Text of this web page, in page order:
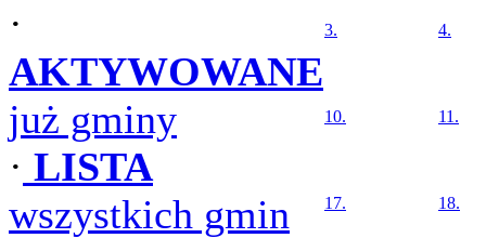
·
AKTYWOWANE
już gminy
· LISTA
wszystkich gmin
3. 4.
10. 11.
17. 18.